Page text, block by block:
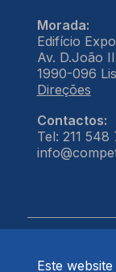
Este
Morada:
Edifício
Av. D.João
1990-096
Direções
Contactos:
Tel: 211 548